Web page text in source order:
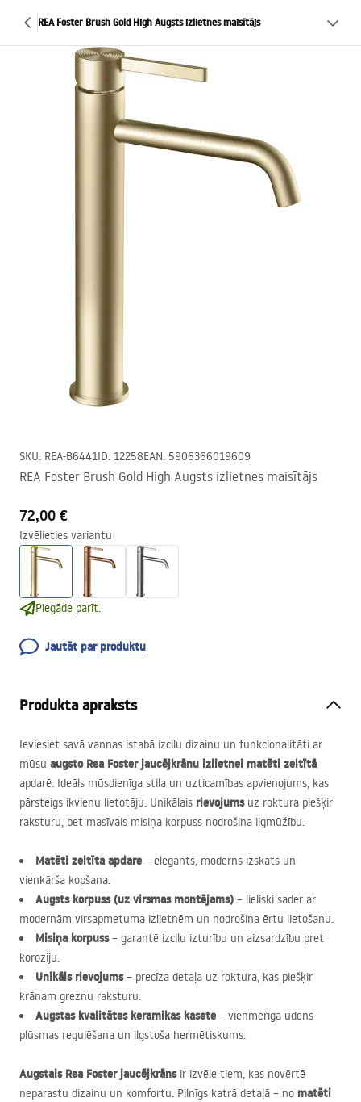
REA Foster Brush Gold High Augsts izlietnes maisītājs
SKU: REA-B6441ID: 12258EAN: 5906366019609
REA Foster Brush Gold High Augsts izlietnes maisītājs
72,00 €
Izvēlieties variantu
Piegāde parīt.
Jautāt par produktu
Produkta apraksts
Ieviesiet savā vannas istabā izcilu dizainu un funkcionalitāti ar
mūsu augsto Rea Foster jaucējkrānu izlietnei matēti zeltītā
apdarē. Ideāls mūsdienīga stila un uzticamības apvienojums, kas
pārsteigs ikvienu lietotāju. Unikālais rievojumsuz roktura piešķir
raksturu, bet masīvais misiņa korpuss nodrošina ilgmūžību.
Matēti zeltīta apdare – elegants, moderns izskats un
vienkārša kopšana.
Augsts korpuss (uz virsmas montējams) – lieliski sader ar
modernām virsapmetuma izlietnēm un nodrošina ērtu lietošanu.
Misiņa korpuss– garantē izcilu izturību un aizsardzību pret
koroziju.
Unikāls rievojums– precīza detaļa uz roktura, kas piešķir
krānam greznu raksturu.
Augstas kvalitātes keramikas kasete – vienmērīga ūdens
plūsmas regulēšana un ilgstoša hermētiskums.
Augstais Rea Foster jaucējkrānsir izvēle tiem, kas novērtē
neparastu dizainu un komfortu. Pilnīgs katrā detaļā – no matēti